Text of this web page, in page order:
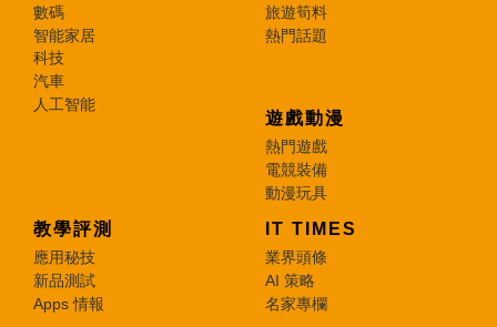
數碼
智能家居
科技
汽車
人工智能
旅遊筍料
熱門話題
遊戲動漫
熱門遊戲
電競裝備
動漫玩具
教學評測
應用秘技
新品測試
Apps 情報
IT TIMES
業界頭條
AI 策略
名家專欄